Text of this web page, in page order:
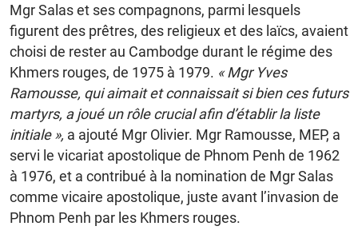
Mgr Salas et ses compagnons, parmi lesquels
figurent des prêtres, des religieux et des laïcs, avaient
choisi de rester au Cambodge durant le régime des
Khmers rouges, de 1975 à 1979. « Mgr Yves
Ramousse, qui aimait et connaissait si bien ces futurs
martyrs, a joué un rôle crucial afin d’établir la liste
initiale », a ajouté Mgr Olivier. Mgr Ramousse, MEP, a
servi le vicariat apostolique de Phnom Penh de 1962
à 1976, et a contribué à la nomination de Mgr Salas
comme vicaire apostolique, juste avant l’invasion de
Phnom Penh par les Khmers rouges.